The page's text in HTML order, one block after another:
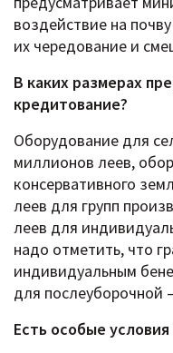
воздействие на
их чередование и
В каких размерах
кредитование?
Оборудование для
миллионов леев,
консервативного
леев для групп
леев для
надо отметить, что
индивидуальным
для послеуборочной
Есть особые